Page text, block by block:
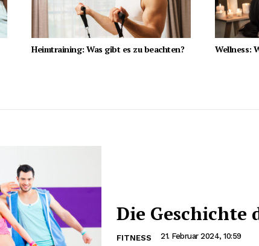
Heimtraining: Was gibt es zu beachten? Wellness:
Die Geschichte
FITNESS 21. Februar 2024, 10:59